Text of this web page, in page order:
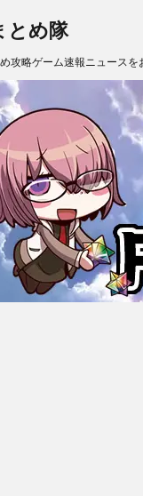
とめ隊
め攻略ゲーム速報ニュース